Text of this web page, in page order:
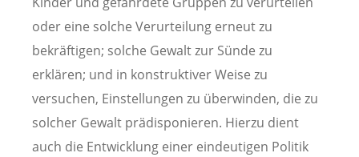
oder eine solche Verurteilung erneut zu
bekräftigen; solche Gewalt zur Sünde zu
erklären; und in konstruktiver Weise zu
versuchen, Einstellungen zu überwinden, die zu
solcher Gewalt prädisponieren. Hierzu dient
auch die Entwicklung einer eindeutigen Politik